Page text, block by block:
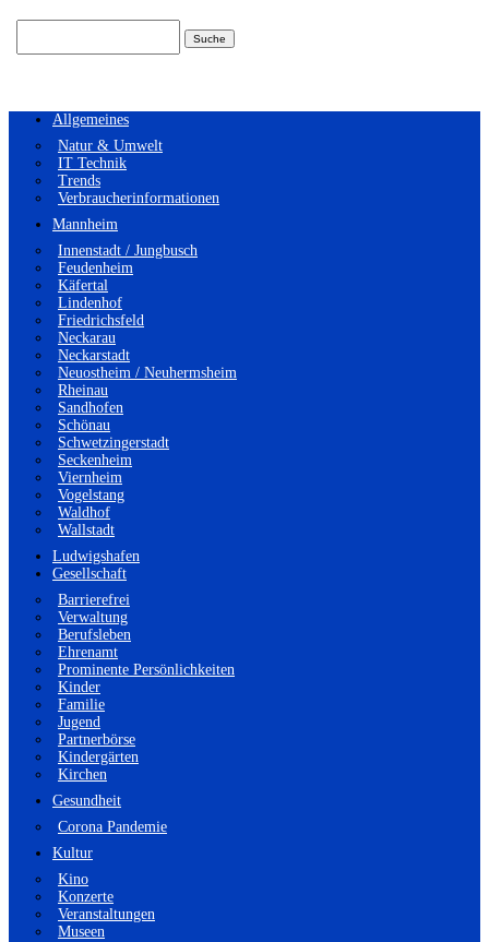
Allgemeines
Natur & Umwelt
IT Technik
Trends
Verbraucherinformationen
Mannheim
Innenstadt / Jungbusch
Feudenheim
Käfertal
Lindenhof
Friedrichsfeld
Neckarau
Neckarstadt
Neuostheim / Neuhermsheim
Rheinau
Sandhofen
Schönau
Schwetzingerstadt
Seckenheim
Viernheim
Vogelstang
Waldhof
Wallstadt
Ludwigshafen
Gesellschaft
Barrierefrei
Verwaltung
Berufsleben
Ehrenamt
Prominente Persönlichkeiten
Kinder
Familie
Jugend
Partnerbörse
Kindergärten
Kirchen
Gesundheit
Corona Pandemie
Kultur
Kino
Konzerte
Veranstaltungen
Museen